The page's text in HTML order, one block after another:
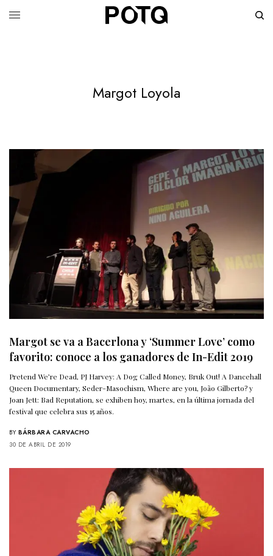
Margot Loyola
Margot se va a Bacerlona y ‘Summer Love’ como
favorito: conoce a los ganadores de In-Edit 2019
Pretend We’re Dead, PJ Harvey: A Dog Called Money, Bruk Out! A Dancehall
Queen Documentary, Seder-Masochism, Where are you, João Gilberto? y
Joan Jett: Bad Reputation, se exhiben hoy, martes, en la última jornada del
festival que celebra sus 15 años.
BY BÁRBARA CARVACHO
30 DE ABRIL DE 2019